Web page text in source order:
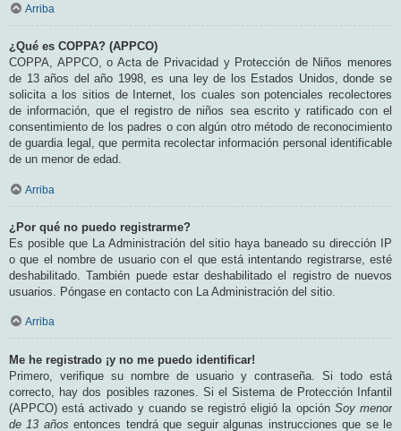
Arriba
¿Qué es COPPA? (APPCO)
COPPA, APPCO, o Acta de Privacidad y Protección de Niños menores
de 13 años del año 1998, es una ley de los Estados Unidos, donde se
solicita a los sitios de Internet, los cuales son potenciales recolectores
de información, que el registro de niños sea escrito y ratificado con el
consentimiento de los padres o con algún otro método de reconocimiento
de guardia legal, que permita recolectar información personal identificable
de un menor de edad.
Arriba
¿Por qué no puedo registrarme?
Es posible que La Administración del sitio haya baneado su dirección IP
o que el nombre de usuario con el que está intentando registrarse, esté
deshabilitado. También puede estar deshabilitado el registro de nuevos
usuarios. Póngase en contacto con La Administración del sitio.
Arriba
Me he registrado ¡y no me puedo identificar!
Primero, verifique su nombre de usuario y contraseña. Si todo está
correcto, hay dos posibles razones. Si el Sistema de Protección Infantil
(APPCO) está activado y cuando se registró eligió la opción Soy menor
de 13 años entonces tendrá que seguir algunas instrucciones que se le